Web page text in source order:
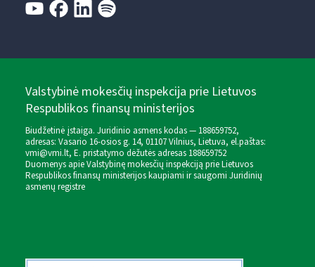
Valstybinė mokesčių inspekcija prie Lietuvos
Respublikos finansų ministerijos
Biudžetinė įstaiga. Juridinio asmens kodas — 188659752,
adresas: Vasario 16-osios g. 14, 01107 Vilnius, Lietuva, el.paštas:
vmi@vmi.lt, E. pristatymo dėžutės adresas 188659752
Duomenys apie Valstybinę mokesčių inspekciją prie Lietuvos
Respublikos finansų ministerijos kaupiami ir saugomi Juridinių
asmenų registre